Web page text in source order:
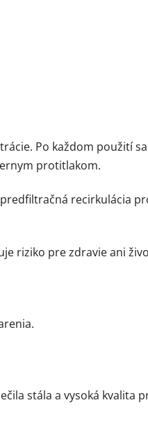
Po každom použití sa
protitlakom.
recirkulácia
riziko pre zdravie ani
stála a vysoká kvalita